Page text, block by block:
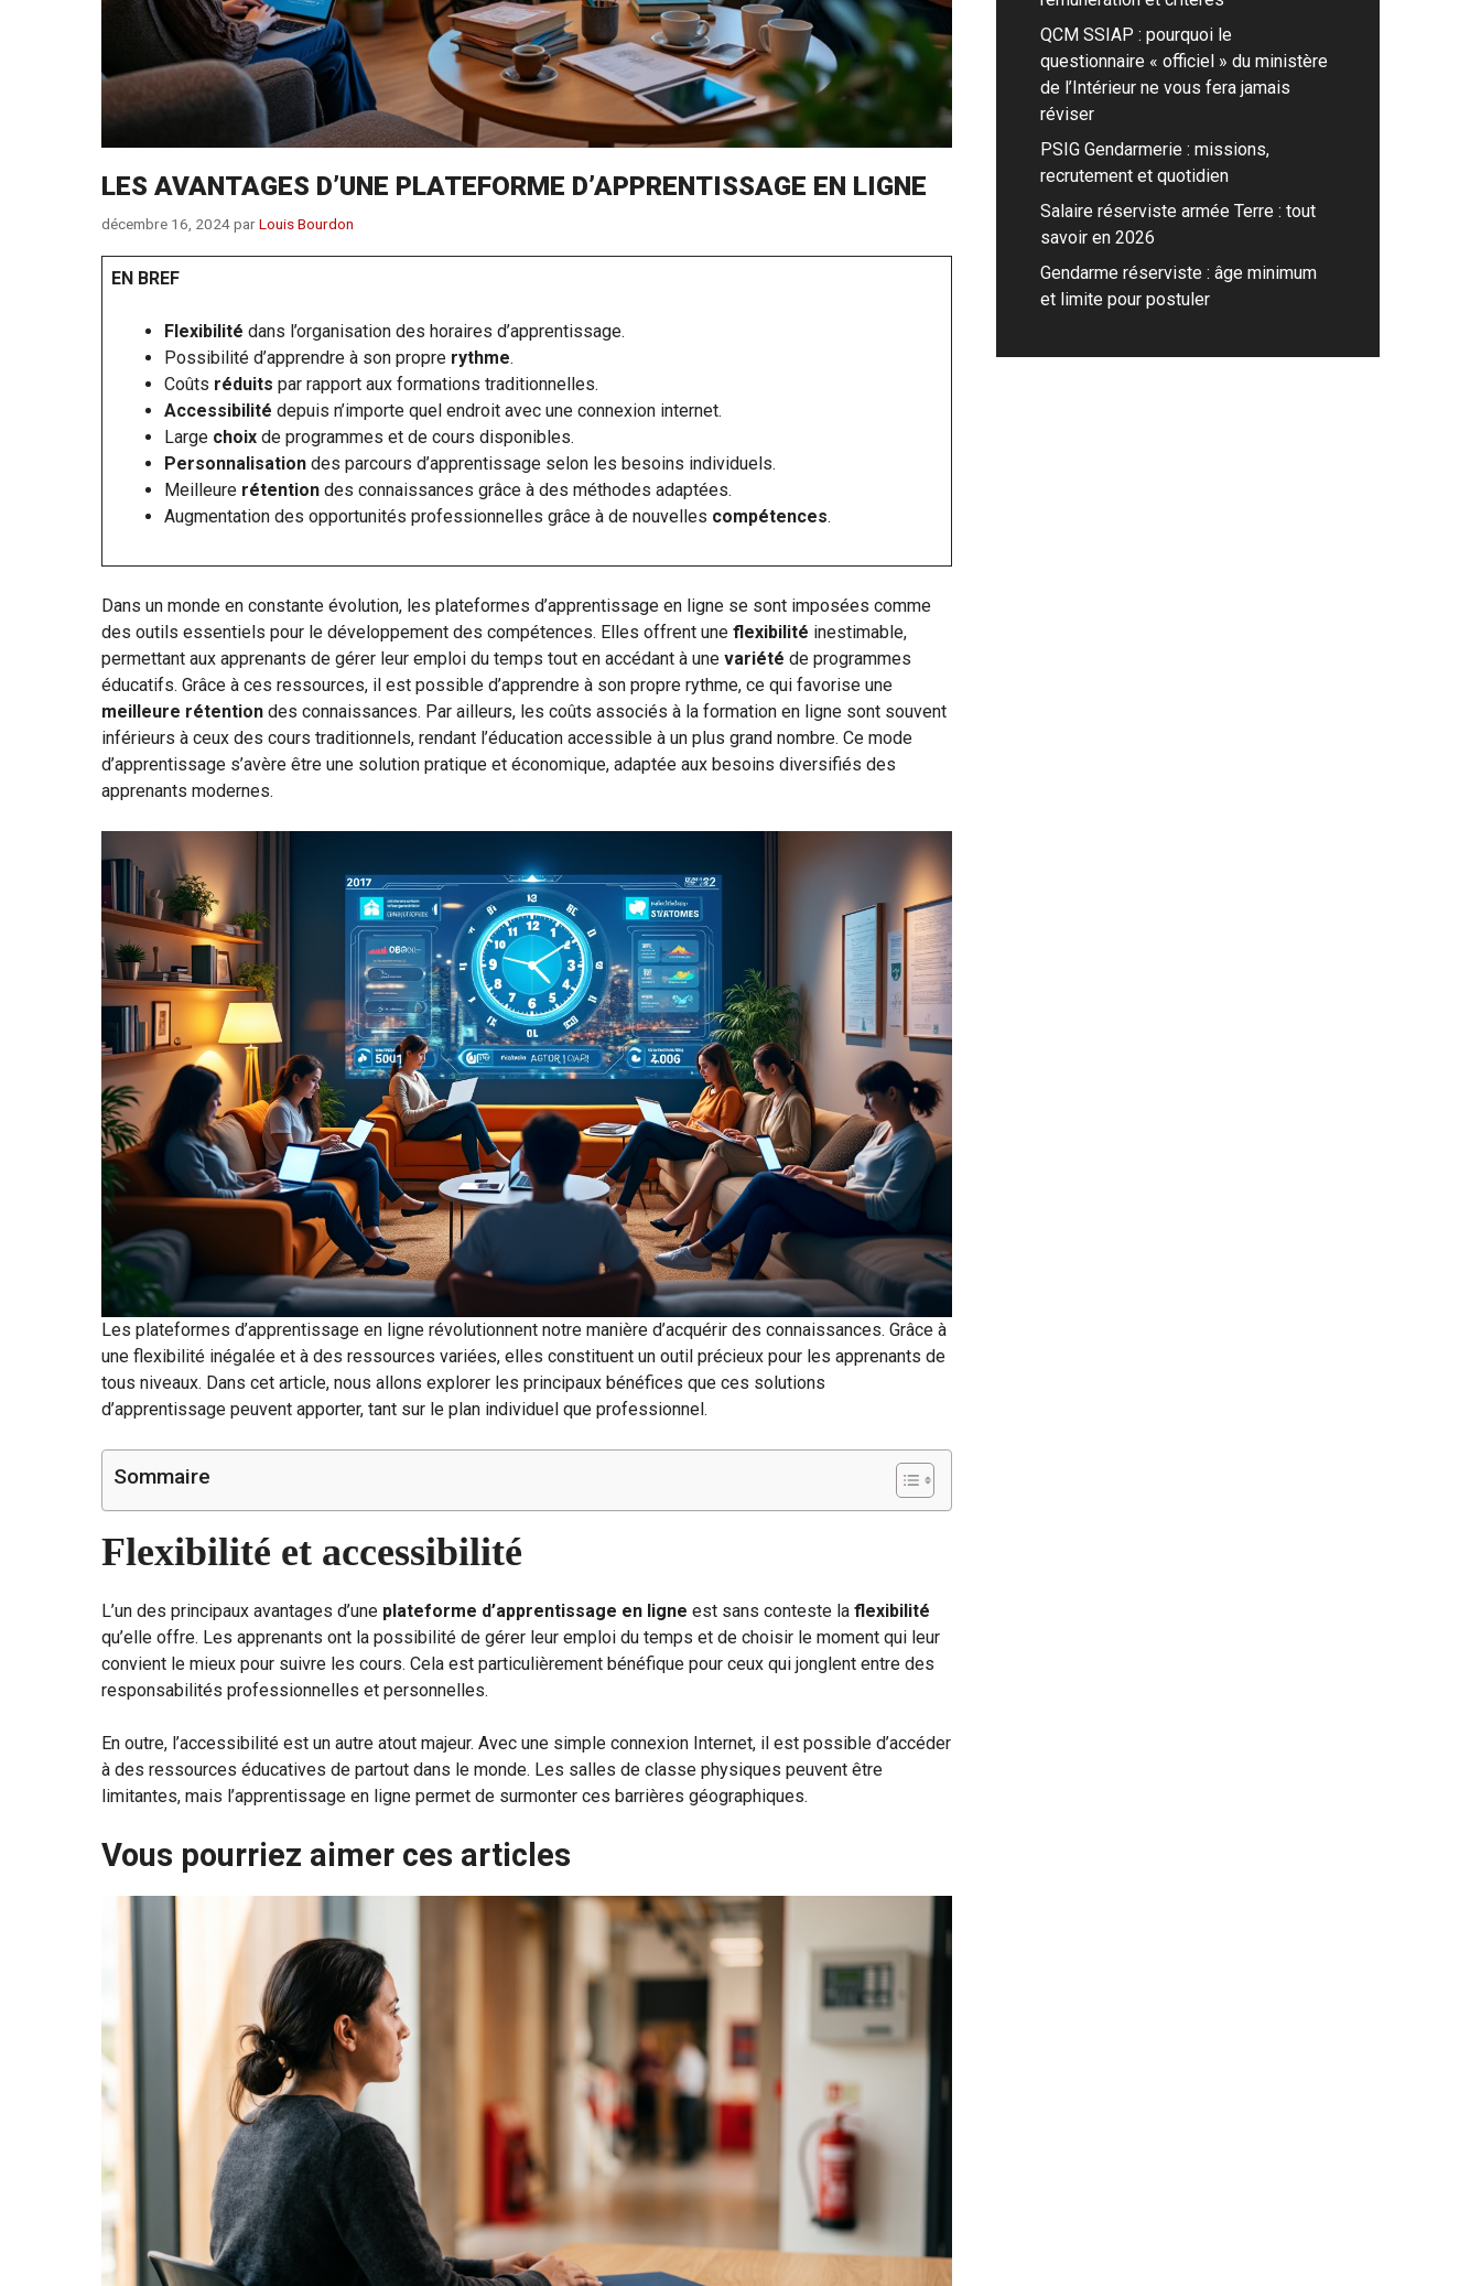
LES AVANTAGES D’UNE PLATEFORME D’APPRENTISSAGE EN LIGNE
décembre 16, 2024parLouis Bourdon
EN BREF
Flexibilité dans l’organisation des horaires d’apprentissage.
Possibilité d’apprendre à son propre rythme.
Coûts réduits par rapport aux formations traditionnelles.
Accessibilité depuis n’importe quel endroit avec une connexion internet.
Large choix de programmes et de cours disponibles.
Personnalisation des parcours d’apprentissage selon les besoins individuels.
Meilleure rétention des connaissances grâce à des méthodes adaptées.
Augmentation des opportunités professionnelles grâce à de nouvelles compétences.
Dans un monde en constante évolution, les plateformes d’apprentissage en ligne se sont imposées comme
des outils essentiels pour le développement des compétences. Elles offrent une flexibilité inestimable,
permettant aux apprenants de gérer leur emploi du temps tout en accédant à une variété de programmes
éducatifs. Grâce à ces ressources, il est possible d’apprendre à son propre rythme, ce qui favorise une
meilleure rétention des connaissances. Par ailleurs, les coûts associés à la formation en ligne sont souvent
inférieurs à ceux des cours traditionnels, rendant l’éducation accessible à un plus grand nombre. Ce mode
d’apprentissage s’avère être une solution pratique et économique, adaptée aux besoins diversifiés des
apprenants modernes.
Les plateformes d’apprentissage en ligne révolutionnent notre manière d’acquérir des connaissances. Grâce à
une flexibilité inégalée et à des ressources variées, elles constituent un outil précieux pour les apprenants de
tous niveaux. Dans cet article, nous allons explorer les principaux bénéfices que ces solutions
d’apprentissage peuvent apporter, tant sur le plan individuel que professionnel.
Sommaire
Flexibilité et accessibilité
L’un des principaux avantages d’une plateforme d’apprentissage en ligne est sans conteste la flexibilité
qu’elle offre. Les apprenants ont la possibilité de gérer leur emploi du temps et de choisir le moment qui leur
convient le mieux pour suivre les cours. Cela est particulièrement bénéfique pour ceux qui jonglent entre des
responsabilités professionnelles et personnelles.
En outre, l’accessibilité est un autre atout majeur. Avec une simple connexion Internet, il est possible d’accéder
à des ressources éducatives de partout dans le monde. Les salles de classe physiques peuvent être
limitantes, mais l’apprentissage en ligne permet de surmonter ces barrières géographiques.
Vous pourriez aimer ces articles
QCM SSIAP : pourquoi le
questionnaire « officiel » du ministère
de l’Intérieur ne vous fera jamais
réviser
PSIG Gendarmerie : missions,
recrutement et quotidien
Salaire réserviste armée Terre : tout
savoir en 2026
Gendarme réserviste : âge minimum
et limite pour postuler